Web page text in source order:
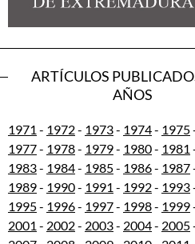
ARTÍCULOS
AÑOS
1971 - 1972- 1973- 1974- 1975
1977- 1978- 1979- 1980- 1981
1983- 1984- 1985- 1986- 1987
1989- 1990- 1991 - 1992- 1993
1995- 1996- 1997- 1998- 1999
2001 - 2002- 2003- 2004- 2005